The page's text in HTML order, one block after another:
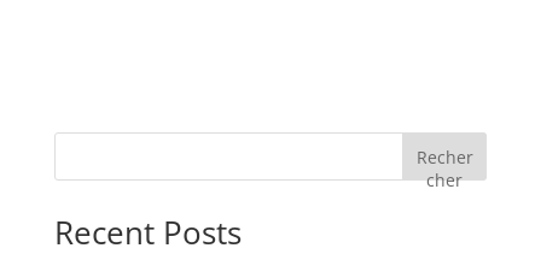
Recher
cher
Recent Posts